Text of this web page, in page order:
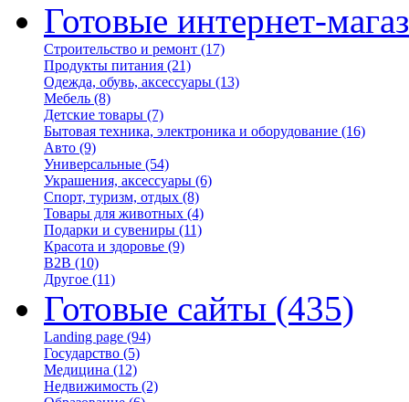
Готовые интернет-
Строительство и ремонт (17)
Продукты питания (21)
Одежда, обувь, аксессуары (13)
Мебель (8)
Детские товары (7)
Бытовая техника, электроника и оборудование (16)
Авто (9)
Универсальные (54)
Украшения, аксессуары (6)
Спорт, туризм, отдых (8)
Товары для животных (4)
Подарки и сувениры (11)
Красота и здоровье (9)
B2B (10)
Другое (11)
Готовые сайты (435)
Landing page (94)
Государство (5)
Медицина (12)
Недвижимость (2)